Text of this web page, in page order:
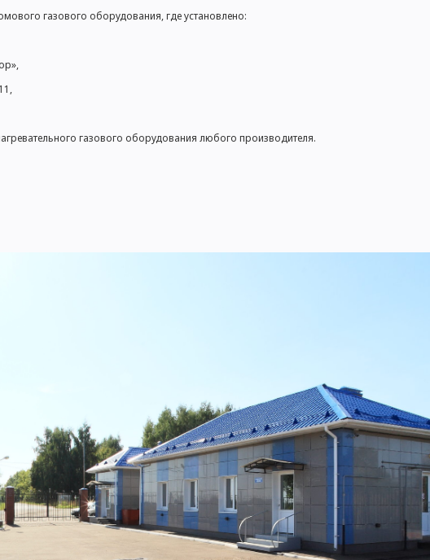
газового оборудования, где установлено:
газового оборудования любого производителя.